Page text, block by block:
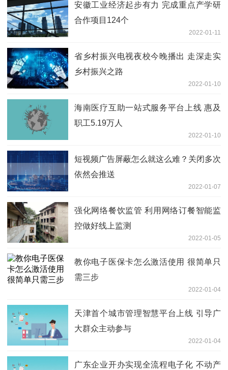
安徽工业经济起步有力 完成重点产学研
合作项目124个
2022-01-11
省乡村振兴电视夜校今晚播出 走深走实
乡村振兴之路
2022-01-10
海南医疗互助一站式服务平台上线 惠及
职工5.19万人
2022-01-10
短视频广告屏蔽怎么就这么难？关闭多次
依然会推送
2022-01-07
强化网络餐饮监管 利用网络订餐智能监
控做好线上监测
2022-01-05
教你电子医保卡怎么激活使用 很简单只
需三步
2022-01-04
天津首个城市管理智慧平台上线 引导广
大群众主动参与
2022-01-04
广东企业开办实现全流程电子化 不动产